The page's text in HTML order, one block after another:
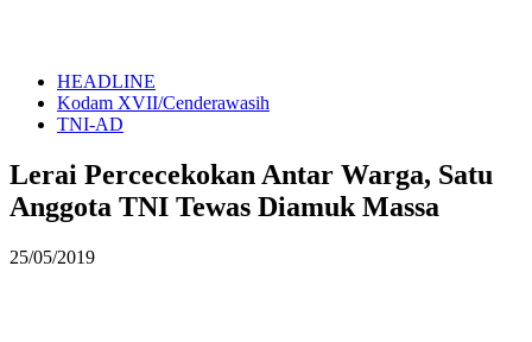
HEADLINE
Kodam XVII/Cenderawasih
TNI-AD
Lerai Percecekokan Antar Warga, Satu
Anggota TNI Tewas Diamuk Massa
25/05/2019